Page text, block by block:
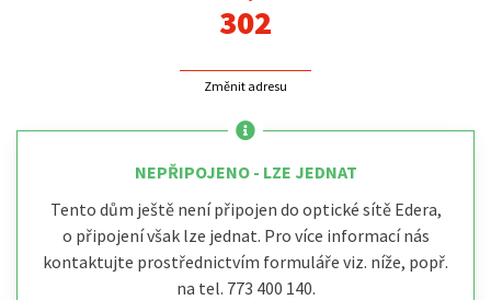
302
Změnit adresu
NEPŘIPOJENO - LZE JEDNAT
Tento dům ještě není připojen do optické sítě Edera,
o připojení však lze jednat. Pro více informací nás
kontaktujte prostřednictvím formuláře viz. níže, popř.
na tel. 773 400 140.